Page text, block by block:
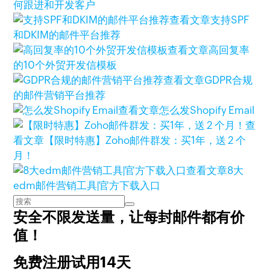
何跟进和开发客户
查看文章支持SPF
和DKIM的邮件平台推荐
查看文章高回复率
的10个外贸开发信模板
查看文章GDPR合规
的邮件营销平台推荐
查看文章怎么发Shopify Email
查
看文章 【限时特惠】Zoho邮件群发：买1年，送 2 个
月！
查看文章8大
edm邮件营销工具|官方下载入口
安全不限发送量，让每封邮件都有价
值！
免费注册试用14天